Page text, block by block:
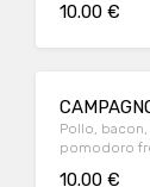
10.00 €
Pollo, bacon,
10.00 €